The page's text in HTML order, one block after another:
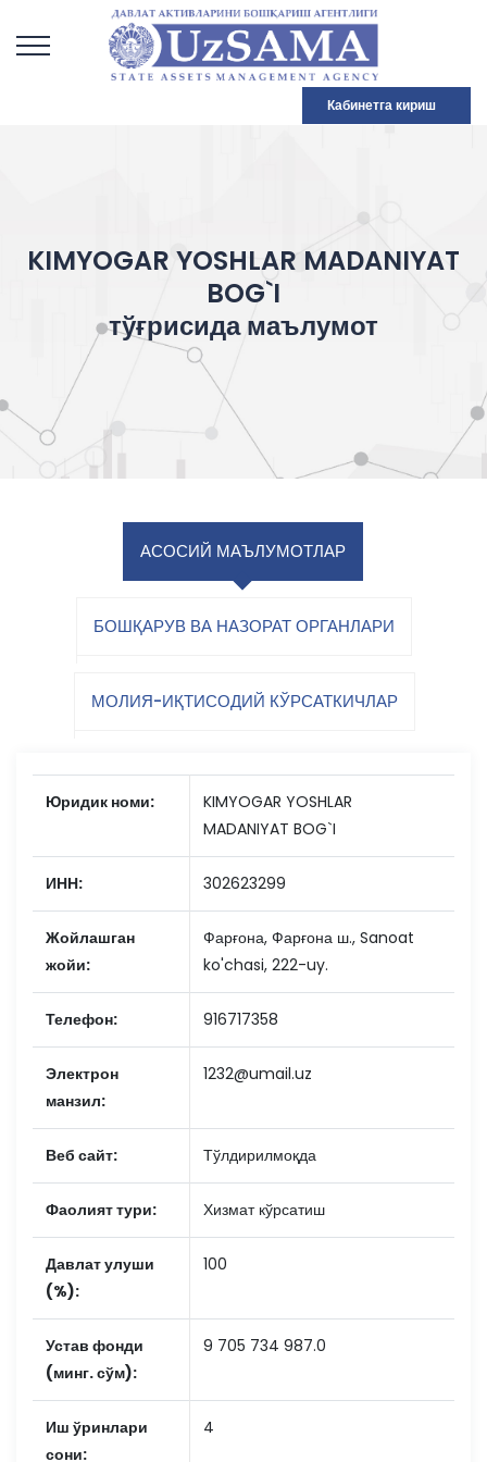
Кабинетга кириш
KIMYOGAR YOSHLAR MADANIYAT
BOG`I
тўғрисида маълумот
АСОСИЙ МАЪЛУМОТЛАР
БОШҚАРУВ ВА НАЗОРАТ ОРГАНЛАРИ
МОЛИЯ-ИҚТИСОДИЙ КЎРСАТКИЧЛАР
Юридик номи:
KIMYOGAR YOSHLAR
MADANIYAT BOG`I
ИНН: 302623299
Жойлашган
жойи:
Фарғона, Фарғона ш., Sanoat
ko'chasi, 222-uy.
Телефон: 916717358
Электрон
манзил:
1232@umail.uz
Веб сайт: Тўлдирилмоқда
Фаолият тури: Хизмат кўрсатиш
Давлат улуши
(%):
100
Устав фонди
(минг. сўм):
9 705 734 987.0
Иш ўринлари
сони:
4